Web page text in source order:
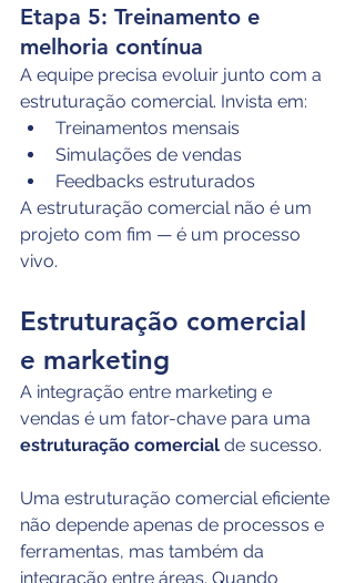
Etapa 5: Treinamento e
melhoria contínua
A equipe precisa evoluir junto com a
estruturação comercial. Invista em:
Treinamentos mensais
Simulações de vendas
Feedbacks estruturados
A estruturação comercial não é um
projeto com fim — é um processo
vivo.
Estruturação comercial
e marketing
A integração entre marketing e
vendas é um fator-chave para uma
estruturação comercial de sucesso.
Uma estruturação comercial eficiente
não depende apenas de processos e
ferramentas, mas também da
integração entre áreas. Quando